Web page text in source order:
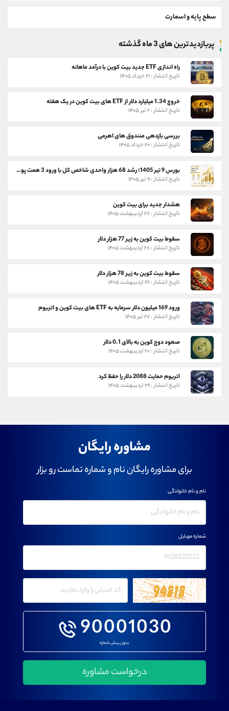
سطح پایه و اسمارت
پربازدیدترین های 3 ماه گذشته
راه اندازی ETF جدید بیت کوین با درآمد ماهانه
تاریخ انتشار : ۲۱ خرداد ۱۴۰۵
خروج 1.34 میلیارد دلار از ETF های بیت کوین در یک هفته
تاریخ انتشار : ۶ تیر ۱۴۰۵
بررسی بازدهی صندوق های اهرمی
تاریخ انتشار : ۲۰ خرداد ۱۴۰۵
بورس 9 تیر 1405؛ رشد 68 هزار واحدی شاخص کل با ورود 3 همت پول حقیقی
تاریخ انتشار : ۹ تیر ۱۴۰۵
هشدار جدید برای بیت کوین
تاریخ انتشار : ۲۷ اردیبهشت ۱۴۰۵
سقوط بیت کوین به زیر 77 هزار دلار
تاریخ انتشار : ۲۸ اردیبهشت ۱۴۰۵
سقوط بیت کوین به زیر 78 هزار دلار
تاریخ انتشار : ۲۶ اردیبهشت ۱۴۰۵
ورود 169 میلیون دلار سرمایه به ETF های بیت کوین و اتریوم
تاریخ انتشار : ۲۷ تیر ۱۴۰۵
صعود دوج کوین به بالای 0.1 دلار
تاریخ انتشار : ۲۰ اردیبهشت ۱۴۰۵
اتریوم حمایت 2088 دلار را حفظ کرد
تاریخ انتشار : ۲۹ اردیبهشت ۱۴۰۵
مشاوره رایگان
برای مشاوره رایگان نام و شماره تماست رو بزار
90001030
بدون پیش شماره
نام و نام خانوادگی
شماره موبایل